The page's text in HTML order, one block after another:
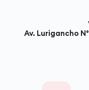
Av. Lurigancho